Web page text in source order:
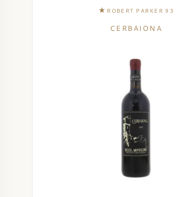
ROBERT PARKER 93
CERBAIONA